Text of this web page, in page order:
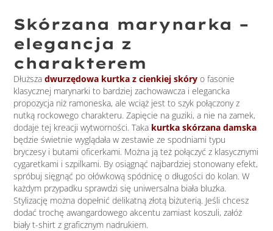
Skórzana marynarka –
elegancja z
charakterem
Dłuższadwurzędowa kurtka z cienkiej skóry o fasonie
klasycznej marynarki to bardziej zachowawcza i elegancka
propozycja niż ramoneska, ale wciąż jest to szyk połączony z
nutką rockowego charakteru. Zapięcie na guziki, a nie na zamek,
dodaje tej kreacji wytworności. Taka kurtka skórzana damska
będzie świetnie wyglądała w zestawie ze spodniami typu
bryczesy i butami oficerkami. Można ją też połączyć z klasycznymi
cygaretkami i szpilkami. By osiągnąć najbardziej stonowany efekt,
spróbuj sięgnąć po ołówkową spódnicę o długości do kolan. W
każdym przypadku sprawdzi się uniwersalna biała bluzka.
Stylizację można dopełnić delikatną złotą biżuterią. Jeśli chcesz
dodać trochę awangardowego akcentu zamiast koszuli, załóż
biały t-shirt z graficznym nadrukiem.